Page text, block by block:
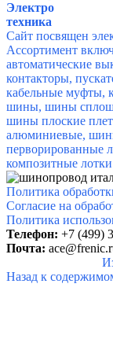
Электро
техника
Сайт посвящен
Ассортимент
автоматические
контакторы,
кабельные муфты,
шины, шины
шины плоские
алюминиевые,
перворированные
композитные лотки
Политика
Согласие на
Политика
Телефон: +7 (499)
Почта:
Назад к